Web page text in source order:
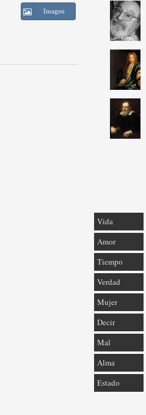
Imagen
Vida
Amor
Tiempo
Verdad
Mujer
Decir
Mal
Alma
Estado